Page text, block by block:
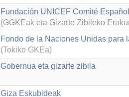
Fundación UNICEF Comité Español
(GGKEak eta Gizarte Zibileko
Fondo de la Naciones Unidas para
(Tokiko GKEa)
Gobernua eta gizarte zibila
Giza Eskubideak